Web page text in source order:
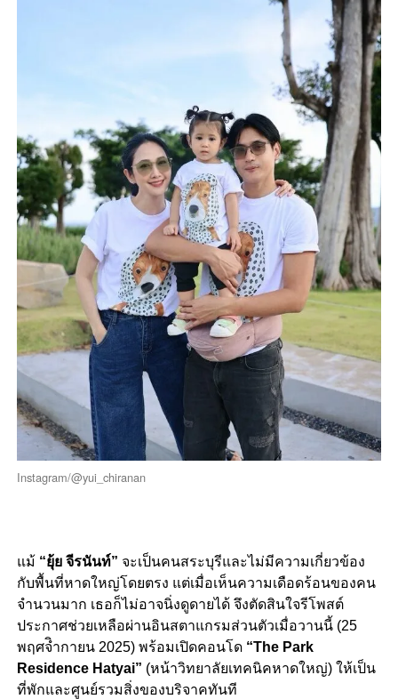
Instagram/@yui_chiranan
แม้ “ยุ้ย จีรนันท์” จะเป็นคนสระบุรีและไม่มีความเกี่ยวข้อง
กับพื้นที่หาดใหญ่โดยตรง แต่เมื่อเห็นความเดือดร้อนของคน
จำนวนมาก เธอก็ไม่อาจนิ่งดูดายได้ จึงตัดสินใจรีโพสต์
ประกาศช่วยเหลือผ่านอินสตาแกรมส่วนตัวเมื่อวานนี้ (25
พฤศจิำกายน 2025) พร้อมเปิดคอนโด“The Park
Residence Hatyai” (หน้าวิทยาลัยเทคนิคหาดใหญ่) ให้เป็น
ที่พักและศูนย์รวมสิ่งของบริจาคทันที